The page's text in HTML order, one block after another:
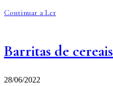
Continuar a Ler
Barritas de cereais
28/06/2022